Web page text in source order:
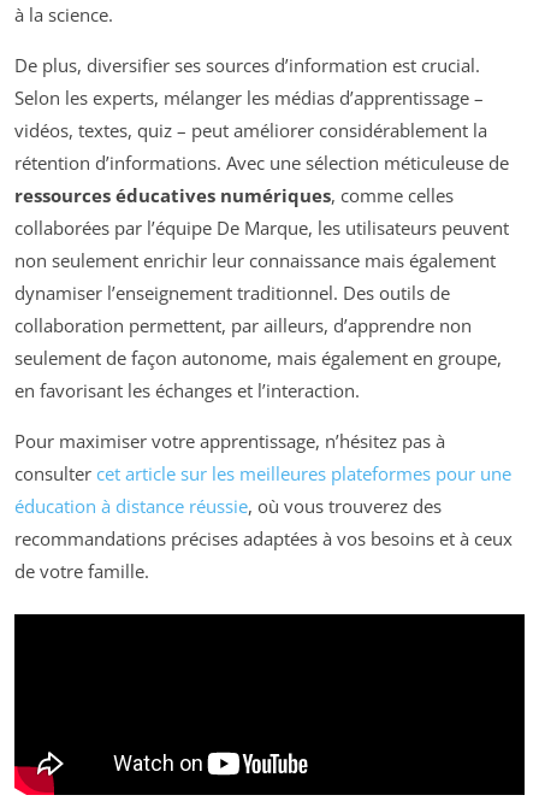
à la science.
De plus, diversifier ses sources d’information est crucial.
Selon les experts, mélanger les médias d’apprentissage –
vidéos, textes, quiz – peut améliorer considérablement la
rétention d’informations. Avec une sélection méticuleuse de
ressources éducatives numériques, comme celles
collaborées par l’équipe De Marque, les utilisateurs peuvent
non seulement enrichir leur connaissance mais également
dynamiser l’enseignement traditionnel. Des outils de
collaboration permettent, par ailleurs, d’apprendre non
seulement de façon autonome, mais également en groupe,
en favorisant les échanges et l’interaction.
Pour maximiser votre apprentissage, n’hésitez pas à
consulter cet article sur les meilleures plateformes pour une
éducation à distance réussie, où vous trouverez des
recommandations précises adaptées à vos besoins et à ceux
de votre famille.